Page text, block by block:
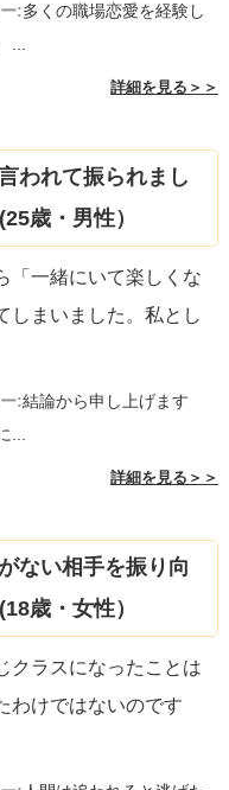
:多くの職場恋愛を経験し
...
詳細を見る＞＞
われて振られまし
歳・男性）
「一緒にいて楽しくな
しまいました。私とし
:結論から申し上げます
...
詳細を見る＞＞
ない相手を振り向
歳・女性）
クラスになったことは
わけではないのです